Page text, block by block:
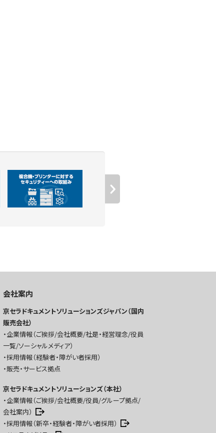
会社案内
京セラドキュメントソリューションズジャパン（国内
販売会社）
企業情報（ご挨拶/会社概要/社是・経営理念/役員
一覧/ソーシャルメディア）
採用情報（経験者・障がい者採用）
販売・サービス拠点
京セラドキュメントソリューションズ（本社）
企業情報（ご挨拶/会社概要/役員/グループ拠点/
会社案内）
採用情報（新卒・経験者・障がい者採用）